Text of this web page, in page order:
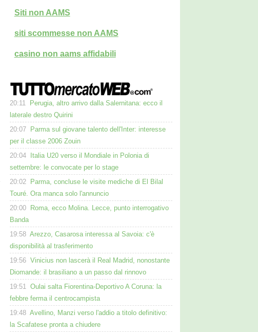
Siti non AAMS
siti scommesse non AAMS
casino non aams affidabili
20:11
Perugia, altro arrivo dalla Salernitana: ecco il
laterale destro Quirini
20:07
Parma sul giovane talento dell'Inter: interesse
per il classe 2006 Zouin
20:04
Italia U20 verso il Mondiale in Polonia di
settembre: le convocate per lo stage
20:02
Parma, concluse le visite mediche di El Bilal
Touré. Ora manca solo l'annuncio
20:00
Roma, ecco Molina. Lecce, punto interrogativo
Banda
19:58 Arezzo, Casarosa interessa al Savoia: c'è
disponibilità al trasferimento
19:56 Vinicius non lascerà il Real Madrid, nonostante
Diomande: il brasiliano a un passo dal rinnovo
19:51 Oulai salta Fiorentina-Deportivo A Coruna: la
febbre ferma il centrocampista
19:48 Avellino, Manzi verso l'addio a titolo definitivo:
la Scafatese pronta a chiudere